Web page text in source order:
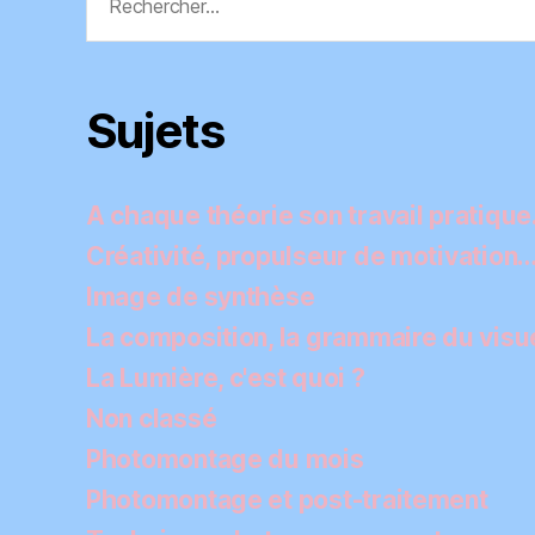
Sujets
A chaque théorie son travail
Créativité, propulseur de motivation…
Image de synthèse
La composition, la grammaire du
La Lumière, c'est quoi ?
Non classé
Photomontage du mois
Photomontage et post-traitement